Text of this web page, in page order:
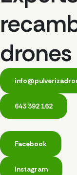
643 392 162
Facebook
Instagram